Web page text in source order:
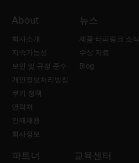
About
회사소개
지속가능성
보안 및 규정 준수
개인정보처리방침
쿠키 정책
연락처
인재채용
회사정보
뉴스
제품·티피링크 소식
수상 자료
Blog
파트너 교육센터